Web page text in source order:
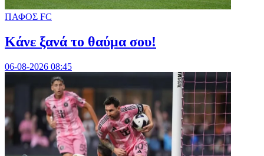
ΠΑΦΟΣ FC
Κάνε ξανά το θαύμα σου!
06-08-2026 08:45